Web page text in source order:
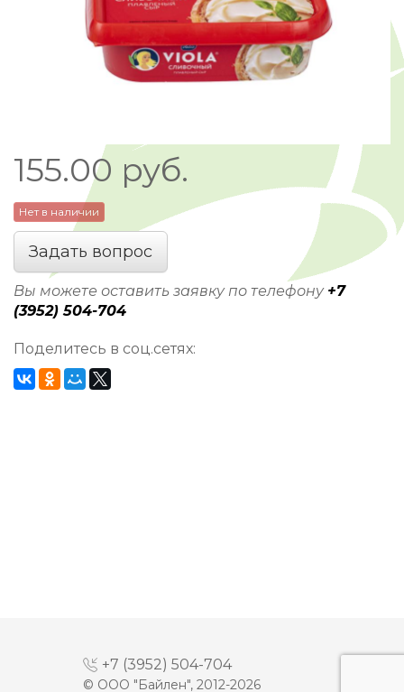
155.00 руб.
Нет в наличии
Задать вопрос
Вы можете оставить заявку по телефону +7
(3952) 504-704
Поделитесь в соц.сетях:
+7 (3952) 504-704
© ООО "Байлен", 2012-2026